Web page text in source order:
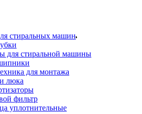
стиральных машин
для стиральной машины
для монтажа
люка
фильтр
уплотнительные